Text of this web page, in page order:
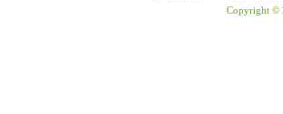
Copyright ©